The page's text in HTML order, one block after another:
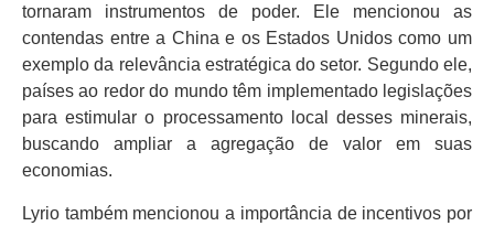
tornaram instrumentos de poder. Ele mencionou as
contendas entre a China e os Estados Unidos como um
exemplo da relevância estratégica do setor. Segundo ele,
países ao redor do mundo têm implementado legislações
para estimular o processamento local desses minerais,
buscando ampliar a agregação de valor em suas
economias.
Lyrio também mencionou a importância de incentivos por